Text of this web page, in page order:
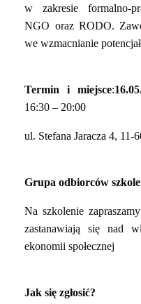
w zakresie formalno-
NGO oraz RODO.
we wzmacnianie
Termin i miejsce:
16:30 – 20:00
ul. Stefana Jaracza 4, 11-
Grupa odbiorców
Na szkolenie
zastanawiają się nad
ekonomii społecznej
Jak się zgłosić?